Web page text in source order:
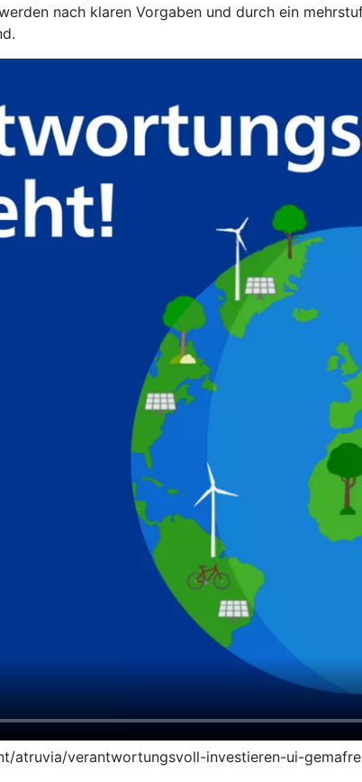
nach klaren Vorgaben und durch ein
atruvia/verantwortungsvoll-investieren-ui-